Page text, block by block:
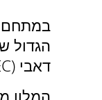
דאבי (ADNEC) ו-15 דקות נסיעה ממרכז העיר.